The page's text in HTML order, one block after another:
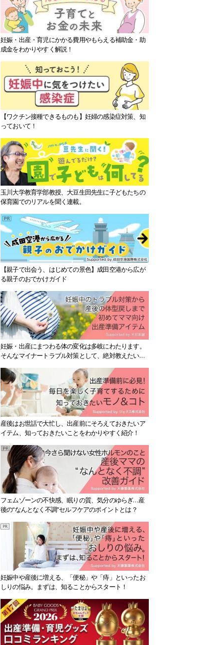
妊娠・出産・育児にかかる費用やもらえる補助金・助
成金をわかりやすく解説！
【ワクチン接種できるものも】妊婦の感染症対策、知
っておいて！
玉川大学教育学部教授、大豆生田先生に子どもたちの
保育園でのリアルを聞く連載。
【親子で出会う、はじめての景色】成田空港から広が
る親子のおでかけガイド
妊娠・出産にまつわる体の変化は多岐にわたります。
そんなマイナートラブル対策として、絶対教えたい！
産後はお世話で大忙し、出産前にそろえておきたいア
イテム、知っておきたいことをわかりやすく紹介！
フェムゾーンの不快感、眠りの質、気分のゆらぎ…産
後の“なんとなく不調”セルフケアのポイントとは？
妊娠中や産後に増える、「便秘」や「痔」といったお
しりの悩み。まずは、知ることからスタート！